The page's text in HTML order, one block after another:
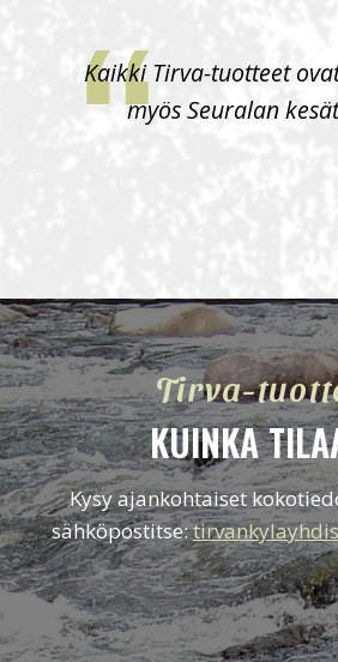
Kaikki Tirva-tuotteet
myös Seuralan
Tirva-
KUINKA
Kysy ajankohtaiset
sähköpostitse: